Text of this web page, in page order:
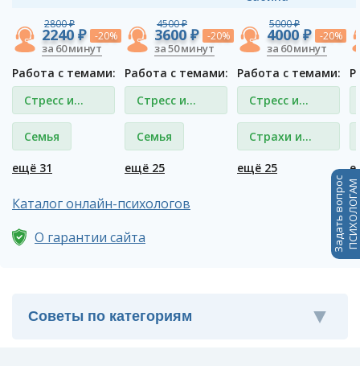
2800 ₽
2240 ₽ -20%
за 60 минут
Работа с темами:
Стресс и
депрессия
Семья
ещё 31
4500 ₽
3600 ₽ -20%
за 50 минут
Работа с темами:
Стресс и
депрессия
Семья
ещё 25
5000 ₽
4000 ₽ -20%
за 60 минут
Работа с темами:
Стресс и
депрессия
Страхи и
фобии
ещё 25
Каталог онлайн-психологов
О гарантии сайта
Задать вопросПСИХОЛОГАМ